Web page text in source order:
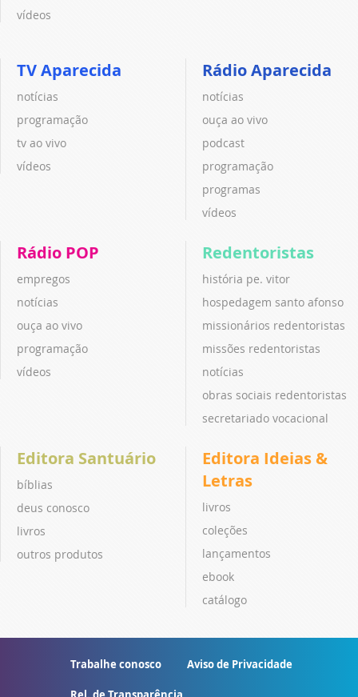
vídeos
TV Aparecida
notícias
programação
tv ao vivo
vídeos
Rádio Aparecida
notícias
ouça ao vivo
podcast
programação
programas
vídeos
Rádio POP
empregos
notícias
ouça ao vivo
programação
vídeos
Redentoristas
história pe. vitor
hospedagem santo afonso
missionários redentoristas
missões redentoristas
notícias
obras sociais redentoristas
secretariado vocacional
Editora Santuário
bíblias
deus conosco
livros
outros produtos
Editora Ideias &
Letras
livros
coleções
lançamentos
ebook
catálogo
Trabalhe conosco Aviso de Privacidade